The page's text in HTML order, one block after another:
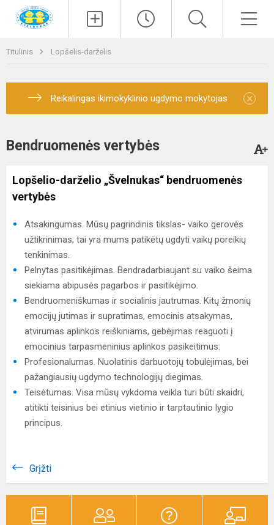
Titulinis Lopšelis-darželis
Reikalingas ikimokyklinio ugdymo mokytojas ×
Bendruomenės vertybės
Lopšelio-darželio „Švelnukas“ bendruomenės
vertybės
Atsakingumas. Mūsų pagrindinis tikslas- vaiko gerovės
užtikrinimas, tai yra mums patikėtų ugdyti vaikų poreikių
tenkinimas.
Pelnytas pasitikėjimas. Bendradarbiaujant su vaiko šeima
siekiama abipusės pagarbos ir pasitikėjimo.
Bendruomeniškumas ir socialinis jautrumas. Kitų žmonių
emocijų jutimas ir supratimas, emocinis atsakymas,
atvirumas aplinkos reiškiniams, gebėjimas reaguoti į
emocinius tarpasmeninius aplinkos pasikeitimus.
Profesionalumas. Nuolatinis darbuotojų tobulėjimas, bei
pažangiausių ugdymo technologijų diegimas.
Teisėtumas. Visa mūsų vykdoma veikla turi būti skaidri,
atitikti teisinius bei etinius vietinio ir tarptautinio lygio
principus.
Grįžti